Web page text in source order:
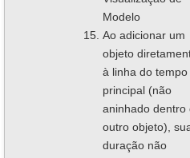
Modelo
Ao adicionar um
objeto
à linha do tempo
principal (não
aninhado dentro
outro objeto),
duração não